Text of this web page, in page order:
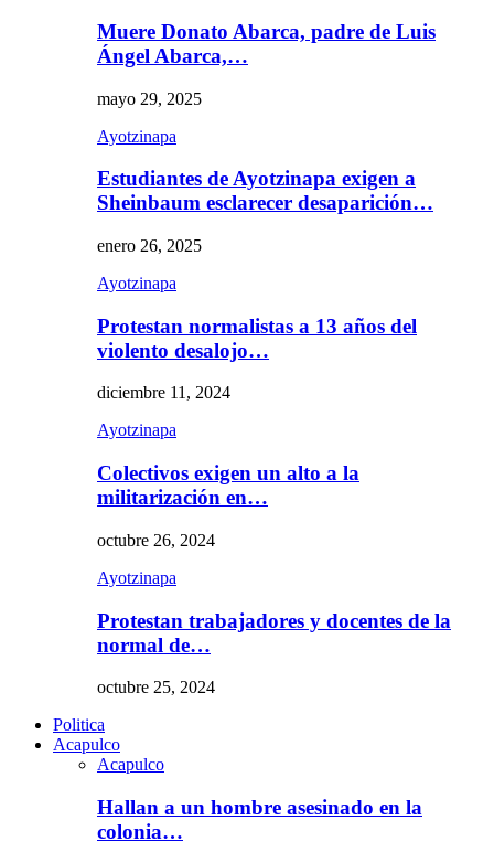
Muere Donato Abarca, padre de Luis
Ángel Abarca,…
mayo 29, 2025
Ayotzinapa
Estudiantes de Ayotzinapa exigen a
Sheinbaum esclarecer desaparición…
enero 26, 2025
Ayotzinapa
Protestan normalistas a 13 años del
violento desalojo…
diciembre 11, 2024
Ayotzinapa
Colectivos exigen un alto a la
militarización en…
octubre 26, 2024
Ayotzinapa
Protestan trabajadores y docentes de la
normal de…
octubre 25, 2024
Politica
Acapulco
Acapulco
Hallan a un hombre asesinado en la
colonia…